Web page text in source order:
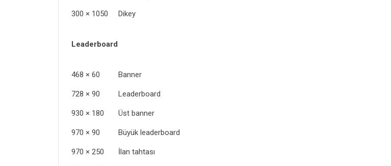
300 × 1050 Dikey
Leaderboard
468 × 60 Banner
728 × 90 Leaderboard
930 × 180 Üst banner
970 × 90 Büyük leaderboard
970 × 250 İlan tahtası